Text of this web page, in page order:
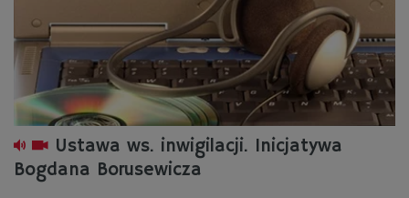
Ustawa ws. inwigilacji. Inicjatywa
Bogdana Borusewicza